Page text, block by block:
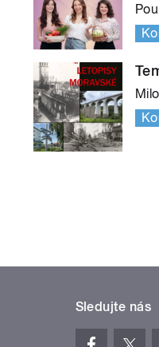
Sledujte nás